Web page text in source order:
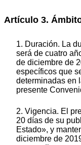
Artículo 3.
1. Duración. La
será de cuatro
de diciembre de
específicos que
determinadas en
presente
2. Vigencia. El
20 días de su
Estado», y
diciembre de